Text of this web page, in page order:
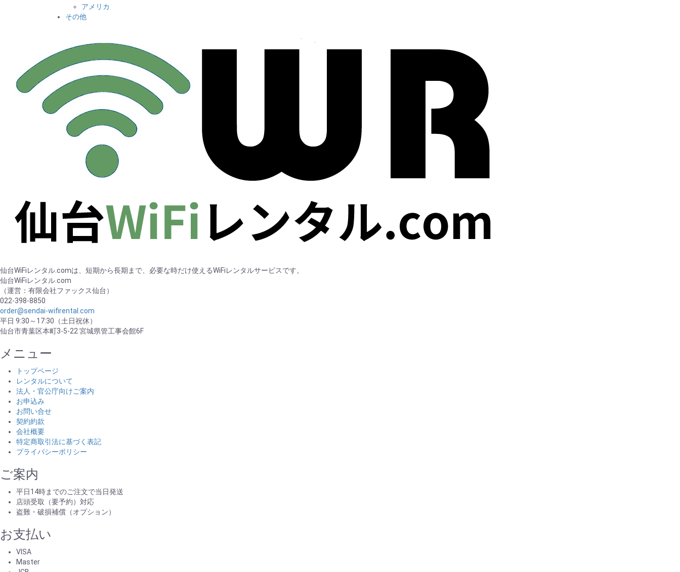
アメリカ
その他
仙台WiFiレンタル.comは、短期から長期まで、必要な時だけ使えるWiFiレンタルサービスです。
仙台WiFiレンタル.com
（運営：有限会社ファックス仙台）
022-398-8850
order@sendai-wifirental.com
平日 9:30～17:30（土日祝休）
仙台市青葉区本町3-5-22 宮城県管工事会館6F
メニュー
トップページ
レンタルについて
法人・官公庁向けご案内
お申込み
お問い合せ
契約約款
会社概要
特定商取引法に基づく表記
プライバシーポリシー
ご案内
平日14時までのご注文で当日発送
店頭受取（要予約）対応
盗難・破損補償（オプション）
お支払い
VISA
Master